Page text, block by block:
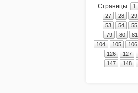
Страницы: 1
27
28 29
53
54 55
79
80 81
104
105 106
126
127
147
148